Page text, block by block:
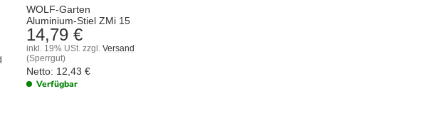
WOLF-Garten
Aluminium-Stiel ZMi 15
14,79 €
inkl. 19% USt. zzgl. Versand
(Sperrgut)
Netto: 12,43 €
Verfügbar